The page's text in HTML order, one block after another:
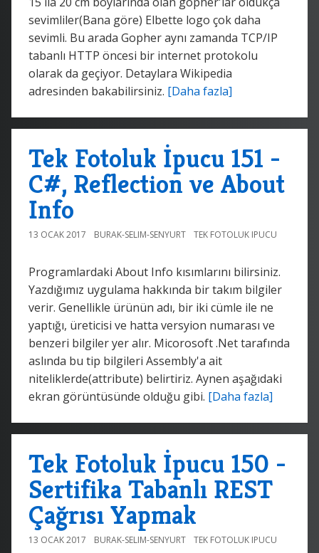
sevimliler(Bana göre) Elbette logo çok daha
sevimli. Bu arada Gopher aynı zamanda TCP/IP
tabanlı HTTP öncesi bir internet protokolu
olarak da geçiyor. Detaylara Wikipedia
adresinden bakabilirsiniz. [Daha fazla]
Tek Fotoluk İpucu 151 -
C#, Reflection ve About
Info
13 OCAK 2017 BURAK-SELIM-SENYURT TEK FOTOLUK IPUCU
Programlardaki About Info kısımlarını bilirsiniz.
Yazdığımız uygulama hakkında bir takım bilgiler
verir. Genellikle ürünün adı, bir iki cümle ile ne
yaptığı, üreticisi ve hatta versyion numarası ve
benzeri bilgiler yer alır. Micorosoft .Net tarafında
aslında bu tip bilgileri Assembly'a ait
niteliklerde(attribute) belirtiriz. Aynen aşağıdaki
ekran görüntüsünde olduğu gibi. [Daha fazla]
Tek Fotoluk İpucu 150 -
Sertifika Tabanlı REST
Çağrısı Yapmak
13 OCAK 2017 BURAK-SELIM-SENYURT TEK FOTOLUK IPUCU